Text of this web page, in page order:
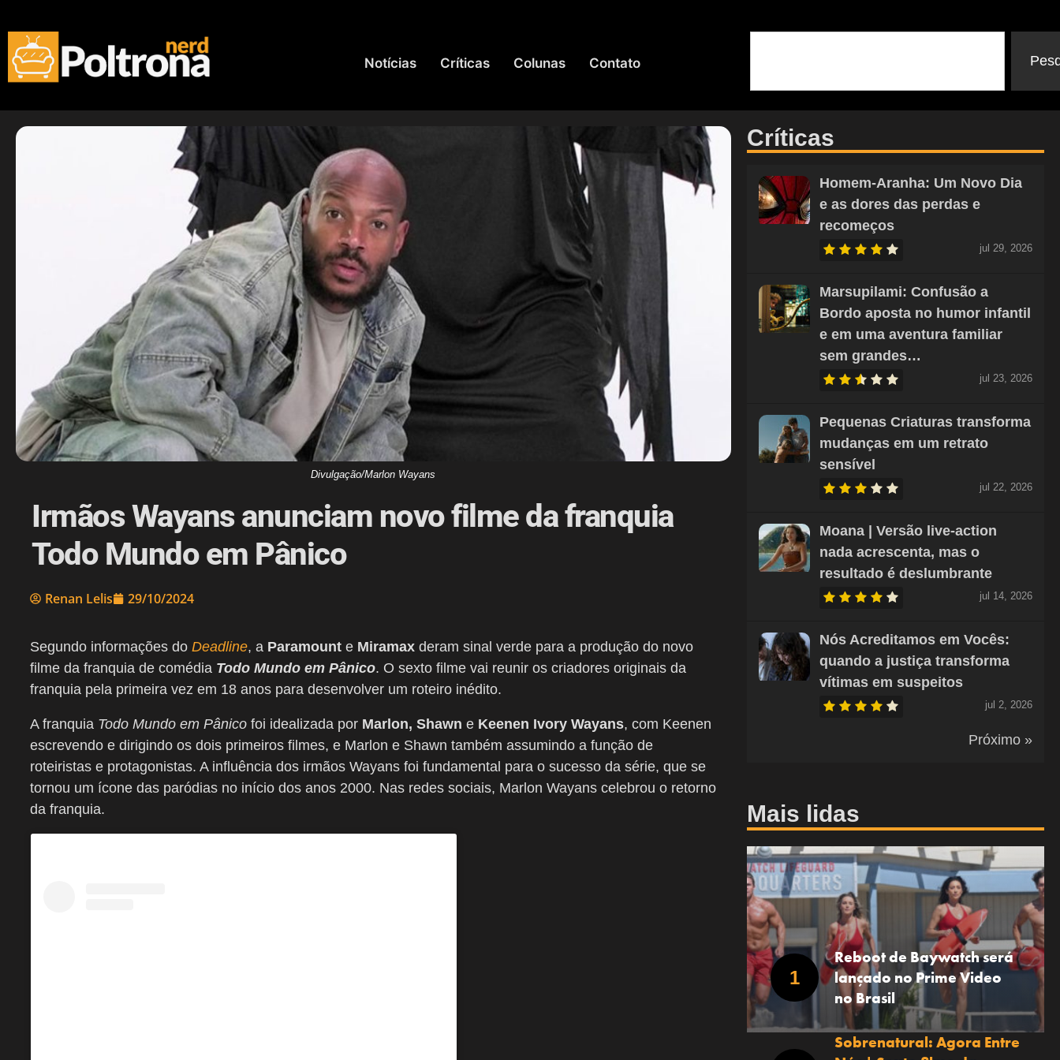
Notícias Críticas Colunas Contato
Divulgação/Marlon Wayans
Irmãos Wayans anunciam novo filme da franquia
Todo Mundo em Pânico
Renan Lelis 29/10/2024
Segundo informações do Deadline, a Paramount e Miramax deram sinal verde para a produção do novo
filme da franquia de comédia Todo Mundo em Pânico. O sexto filme vai reunir os criadores originais da
franquia pela primeira vez em 18 anos para desenvolver um roteiro inédito.
A franquia Todo Mundo em Pânico foi idealizada por Marlon, Shawn e Keenen Ivory Wayans, com Keenen
escrevendo e dirigindo os dois primeiros filmes, e Marlon e Shawn também assumindo a função de
roteiristas e protagonistas. A influência dos irmãos Wayans foi fundamental para o sucesso da série, que se
tornou um ícone das paródias no início dos anos 2000. Nas redes sociais, Marlon Wayans celebrou o retorno
da franquia.
Críticas
Homem-Aranha: Um Novo Dia
e as dores das perdas e
recomeços
jul 29, 2026
Marsupilami: Confusão a
Bordo aposta no humor infantil
e em uma aventura familiar
sem grandes…
jul 23, 2026
Pequenas Criaturas transforma
mudanças em um retrato
sensível
jul 22, 2026
Moana | Versão live-action
nada acrescenta, mas o
resultado é deslumbrante
jul 14, 2026
Nós Acreditamos em Vocês:
quando a justiça transforma
vítimas em suspeitos
jul 2, 2026
Próximo »
Mais lidas
Reboot de Baywatch será
lançado no Prime Video
no Brasil
Sobrenatural: Agora Entre